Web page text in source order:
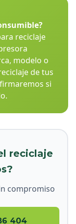
reciclaje
modelo o
de tus
si
reciclaje
compromiso
404